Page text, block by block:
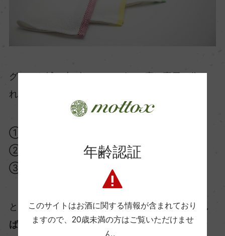
グラスを拭き上げるのに、グラス磨き専用に作ら
れた製品を使うことは理想的です。
①繊維片がグラスに残らない
②濡れたグラスを滑らせて拭きやすい
③吸水性がよい
というのがグラスタオルの条件。でも家庭であれ
ばある程度妥協して大丈夫です。もっとも大切な
年齢認証
このサイトはお酒に関する情報が含まれており
ますので、 20歳未満の方はご覧いただけませ
ん。